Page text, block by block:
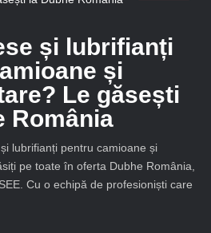
și lubrifianți
și
Le găsești
România
lubrifianți pentru camioane și
pe toate în oferta Dubhe România,
Cu o echipă de profesioniști care